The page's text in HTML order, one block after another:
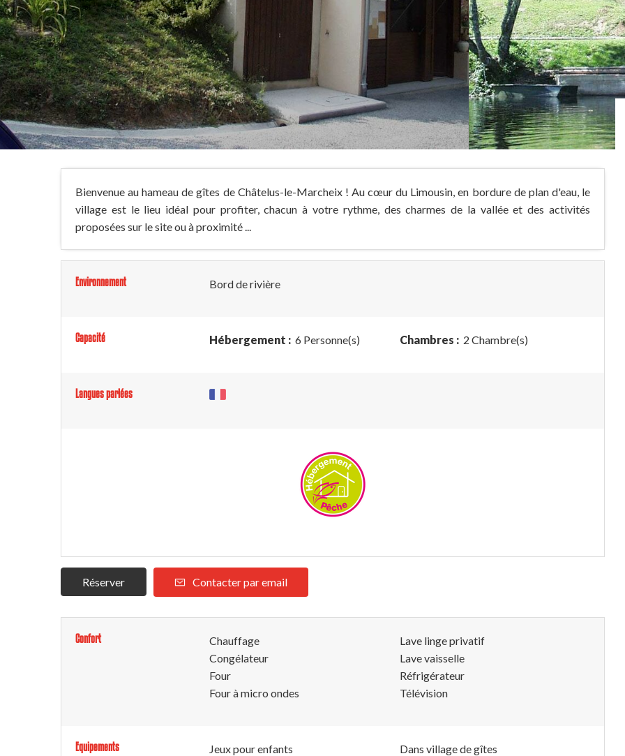
Bienvenue au hameau de gîtes de Châtelus-le-Marcheix ! Au cœur du Limousin, en bordure de plan d'eau, le
village est le lieu idéal pour profiter, chacun à votre rythme, des charmes de la vallée et des activités
proposées sur le site ou à proximité ...
Environnement Bord de rivière
Capacité Hébergement : 6 Personne(s) Chambres : 2 Chambre(s)
Langues parlées
Réserver Contacter par email
Confort
Chauffage
Congélateur
Four
Four à micro ondes
Lave linge privatif
Lave vaisselle
Réfrigérateur
Télévision
Equipements
Jeux pour enfants
Dans village de gîtes